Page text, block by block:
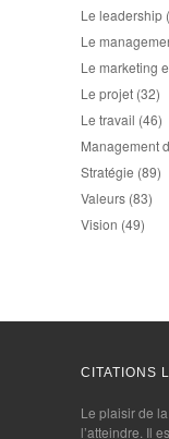
Le leadership
Le
Le marketing
Le projet (32)
Le travail (46)
Management
Stratégie (89)
Valeurs (83)
Vision (49)
CITATIONS
Le plaisir de
l’atteindre. Il